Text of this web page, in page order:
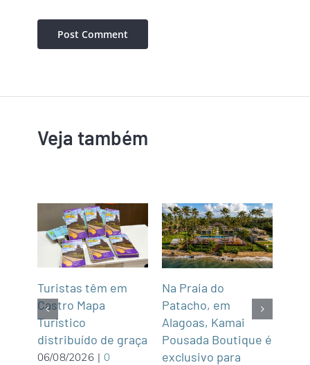
Veja também
Turistas têm em
Castro Mapa
Turístico
distribuído de graça
06/08/2026 | 0
Na Praia do
Patacho, em
Alagoas, Kamai
Pousada Boutique é
exclusivo para